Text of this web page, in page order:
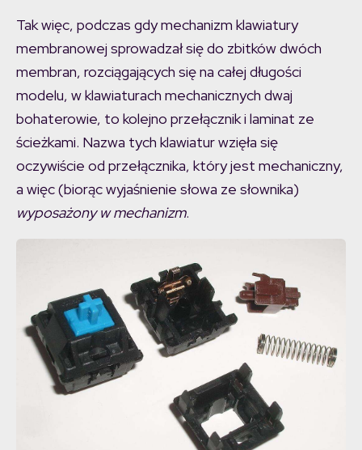
Tak więc, podczas gdy mechanizm klawiatury
membranowej sprowadzał się do zbitków dwóch
membran, rozciągających się na całej długości
modelu, w klawiaturach mechanicznych dwaj
bohaterowie, to kolejno przełącznik i laminat ze
ścieżkami. Nazwa tych klawiatur wzięła się
oczywiście od przełącznika, który jest mechaniczny,
a więc (biorąc wyjaśnienie słowa ze słownika)
wyposażony w mechanizm.